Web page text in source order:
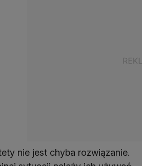
nie jest chyba rozwiązanie.